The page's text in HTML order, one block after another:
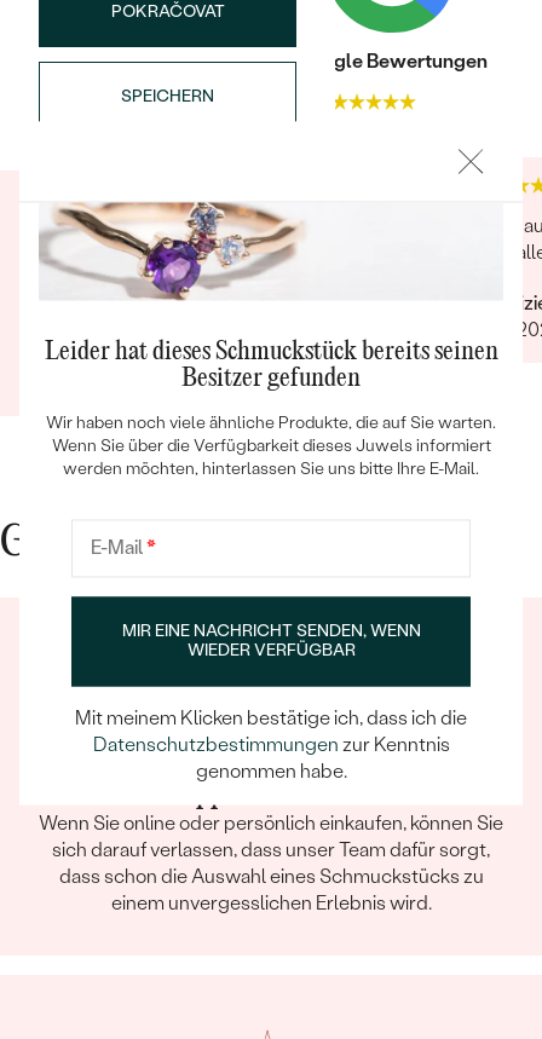
Bestseller
ANSEHEN
POKRAČOVAT
SPEICHERN
Trusted shop BewertungenGoogle Bewertungen
Schmuck ist von ausgesprochen guter Qalität
und war sehr elegand verpackt. Die Lieferung
kam sogar vor dem versprochenen Datum:
Weniger als 2 Wochen, ohne Aufpreis, obwohl
Lieferung wurde uns telefonisch vom
sympathischen Kundenservice bestätigt. Wir
werden in Zukunft wieder bestellen. Vielen
Dank!
Verifizierter Kunde
Ganze Bewertung anzeigen
Sehr
und
Gute Gründe für Eppi
Wenn Sie online oder persönlich einkaufen, können Sie
sich darauf verlassen, dass unser Team dafür sorgt,
dass schon die Auswahl eines Schmuckstücks zu
einem unvergesslichen Erlebnis wird.
Leider hat dieses Schmuckstück bereits seinen
Besitzer gefunden
Wir haben noch viele ähnliche Produkte, die auf Sie warten.
Wenn Sie über die Verfügbarkeit dieses Juwels informiert
werden möchten, hinterlassen Sie uns bitte Ihre E-Mail.
E-Mail*
MIR EINE NACHRICHT SENDEN, WENN
WIEDER VERFÜGBAR
Mit meinem Klicken bestätige ich, dass ich die
Datenschutzbestimmungen zur Kenntnis
genommen habe.